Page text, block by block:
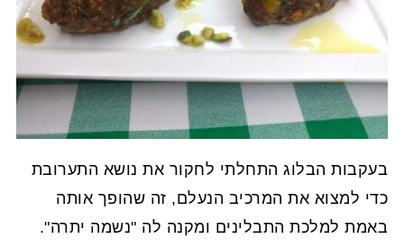
בעקבות הבלוג התחלתי לחקור את נושא התערובת
כדי למצוא את המרכיב הנעלם, זה שהופך אותה
באמת למלכת התבלינים ומקנה לה "נשמה יתרה".